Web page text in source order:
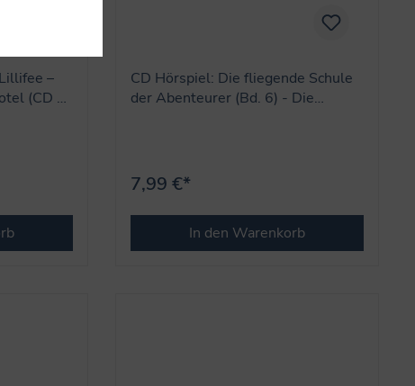
–
(CD 4
CD Hörspiel: Die fliegende Schule
der Abenteurer (Bd. 6) - Die
7,99 €*
In den Warenkorb